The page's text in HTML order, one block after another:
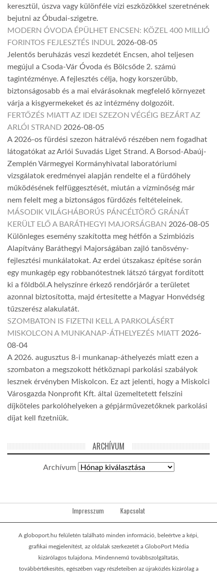
keresztül, úszva vagy különféle vízi eszközökkel szeretnének
bejutni az Óbudai-szigetre.
MODERN ÓVODA ÉPÜLHET ENCSEN: KÖZEL 400 MILLIÓ
FORINTOS FEJLESZTÉS INDUL 2026-08-05
Jelentős beruházás veszi kezdetét Encsen, ahol teljesen
megújul a Csoda-Vár Óvoda és Bölcsőde 2. számú
tagintézménye. A fejlesztés célja, hogy korszerűbb,
biztonságosabb és a mai elvárásoknak megfelelő környezet
várja a kisgyermekeket és az intézmény dolgozóit.
FERTŐZÉS MIATT AZ IDEI SZEZON VÉGÉIG BEZÁRT AZ
ARLÓI STRAND 2026-08-05
A 2026-os fürdési szezon hátralévő részében nem fogadhat
látogatókat az Arlói Suvadás Liget Strand. A Borsod-Abaúj-
Zemplén Vármegyei Kormányhivatal laboratóriumi
vizsgálatok eredményei alapján rendelte el a fürdőhely
működésének felfüggesztését, miután a vízminőség már
nem felelt meg a biztonságos fürdőzés feltételeinek.
MÁSODIK VILÁGHÁBORÚS PÁNCÉLTÖRŐ GRÁNÁT
KERÜLT ELŐ A BARÁTHEGYI MAJORSÁGBAN 2026-08-05
Különleges esemény szakította meg hétfőn a Szimbiózis
Alapítvány Baráthegyi Majorságában zajló tanösvény-
fejlesztési munkálatokat. Az erdei útszakasz építése során
egy munkagép egy robbanótestnek látszó tárgyat fordított
ki a földből.A helyszínre érkező rendőrjárőr a területet
azonnal biztosította, majd értesítette a Magyar Honvédség
tűzszerész alakulatát.
SZOMBATON IS FIZETNI KELL A PARKOLÁSÉRT
MISKOLCON A MUNKANAP-ÁTHELYEZÉS MIATT 2026-
08-04
A 2026. augusztus 8-i munkanap-áthelyezés miatt ezen a
szombaton a megszokott hétköznapi parkolási szabályok
lesznek érvényben Miskolcon. Ez azt jelenti, hogy a Miskolci
Városgazda Nonprofit Kft. által üzemeltetett felszíni
díjköteles parkolóhelyeken a gépjárművezetőknek parkolási
díjat kell fizetniük.
ARCHÍVUM
Archívum
Impresszum Kapcsolat
A globoport.hu felületén található minden információ, beleértve a képi,
grafikai megjelenítést, az oldalak szerkezetét a GloboPort Média
kizárólagos tulajdona. Mindennemű továbbszolgáltatás,
továbbértékesítés, egészében vagy részleteiben az újraközlés kizárólag a